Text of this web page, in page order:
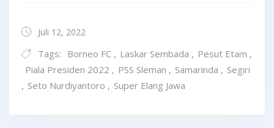
Juli 12, 2022
Tags: Borneo FC , Laskar Sembada , Pesut Etam ,
Piala Presiden 2022 , PSS Sleman , Samarinda , Segiri
, Seto Nurdiyantoro , Super Elang Jawa